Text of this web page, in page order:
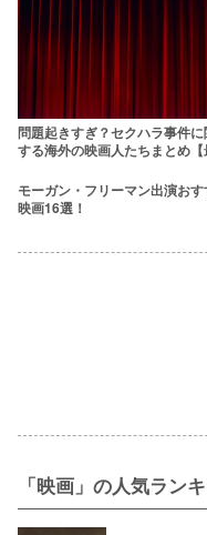
問題起きすぎ？セクハラ事件
する海外の映画人たちまとめ【
モーガン・フリーマン出演お
映画16選！
「映画」の人気ラン